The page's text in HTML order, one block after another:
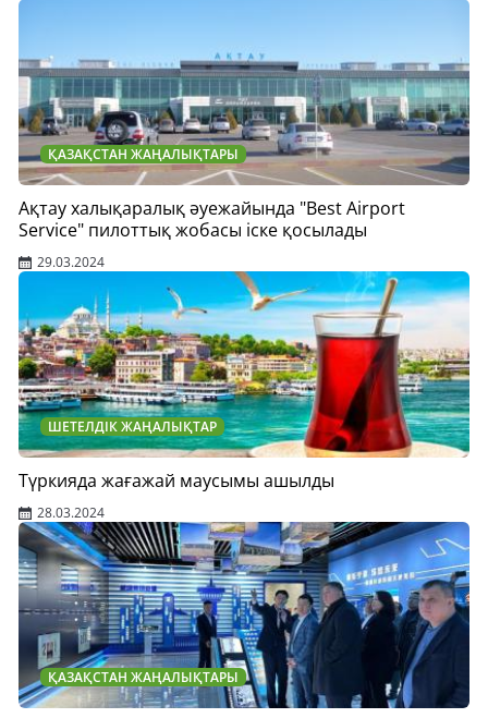
ҚАЗАҚСТАН ЖАҢАЛЫҚТАРЫ
Ақтау халықаралық әуежайында "Best Airport
Service" пилоттық жобасы іске қосылады
29.03.2024
ШЕТЕЛДІК ЖАҢАЛЫҚТАР
Түркияда жағажай маусымы ашылды
28.03.2024
ҚАЗАҚСТАН ЖАҢАЛЫҚТАРЫ